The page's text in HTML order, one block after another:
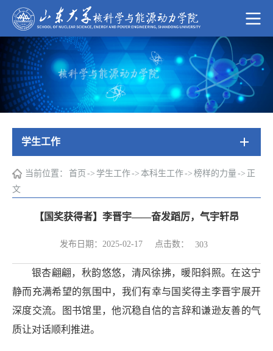
学生工作
当前位置： 首页 -> 学生工作-> 本科生工作-> 榜样的力量-> 正
文
【国奖获得者】李晋宇——奋发蹈厉，气宇轩昂
发布日期：2025-02-17 点击数： 303
银杏翩翩，秋韵悠悠，清风徐拂，暖阳斜照。在这宁
静而充满希望的氛围中，我们有幸与国奖得主李晋宇展开
深度交流。图书馆里，他沉稳自信的言辞和谦逊友善的气
质让对话顺利推进。